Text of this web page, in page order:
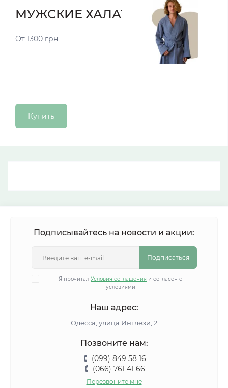
МУЖСКИЕ ХАЛАТЫ
От 1300 грн
Купить
Подписывайтесь на новости и акции:
Подписаться
Я прочитал Условия соглашения и согласен с
условиями
Наш адрес:
Одесса, улица Инглези, 2
Позвоните нам:
(099) 849 58 16
(066) 761 41 66
Перезвоните мне